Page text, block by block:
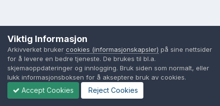
Viktig Informasjon
Arkivverket bruker cookies (informasjonskapsler) på sine nettsider
for å levere en bedre tjeneste. De brukes til bl.a.
skjemaoppdateringer og innlogging. Bruk siden som normalt, eller
lukk informasjonsboksen for å akseptere bruk av cookies.
Accept Cookies Reject Cookies